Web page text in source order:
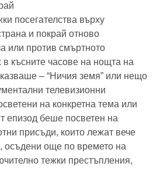
посегателства върху
и покрай отново
или против смъртното
в късните часове на нощта на
– “Ничия земя” или нещо
телевизионни
на конкретна тема или
епизод беше посветен на
присъди, които лежат вече
осъдени още по времето на
тежки престъпления,